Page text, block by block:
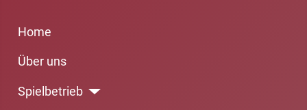
Home
Über uns
Spielbetrieb